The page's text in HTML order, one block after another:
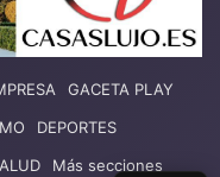
GACETA PLAY
DEPORTES
Más secciones